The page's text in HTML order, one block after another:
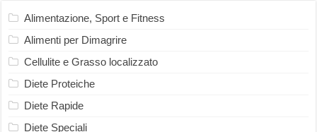
Alimentazione, Sport e Fitness
Alimenti per Dimagrire
Cellulite e Grasso localizzato
Diete Proteiche
Diete Rapide
Diete Speciali